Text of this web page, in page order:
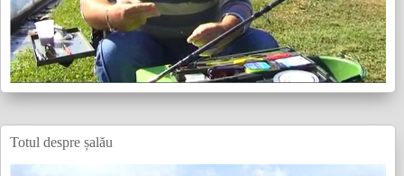
Totul despre șalău